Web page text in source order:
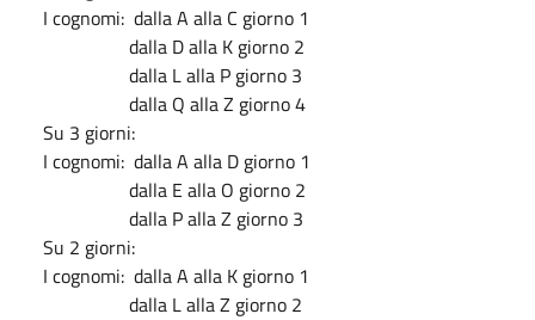
I cognomi: dalla A alla C giorno 1
dalla D alla K giorno 2
dalla L alla P giorno 3
dalla Q alla Z giorno 4
Su 3 giorni:
I cognomi: dalla A alla D giorno 1
dalla E alla O giorno 2
dalla P alla Z giorno 3
Su 2 giorni:
I cognomi: dalla A alla K giorno 1
dalla L alla Z giorno 2